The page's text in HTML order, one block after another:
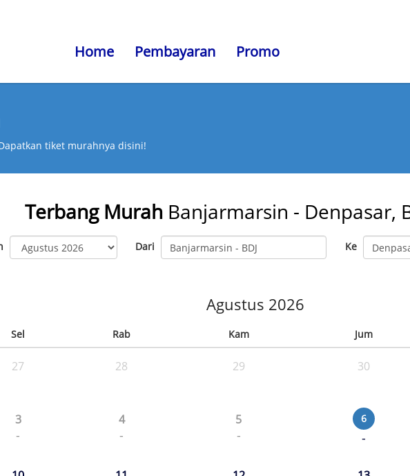
Home Pembayaran Promo
tiket murahnya disini!
Terbang Murah Banjarmarsin - Denpasar,
Dari Ke
Agustus 2026
Sel Rab Kam Jum
27 28 29 30
3
-
4
-
5
-
6
-